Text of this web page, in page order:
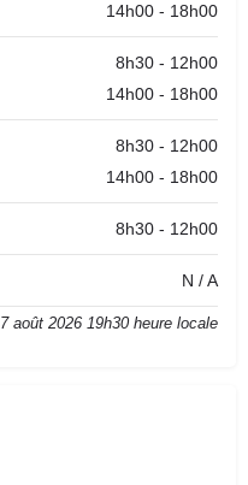
14h00 - 18h00
8h30 - 12h00
14h00 - 18h00
8h30 - 12h00
14h00 - 18h00
8h30 - 12h00
N / A
7 août 2026 19h30 heure locale